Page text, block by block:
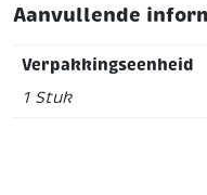
Sterk en duurzaam
van sieradenBestand
gebruik met metalen,
Aanvullende
Verpakkingseenheid
1 Stuk